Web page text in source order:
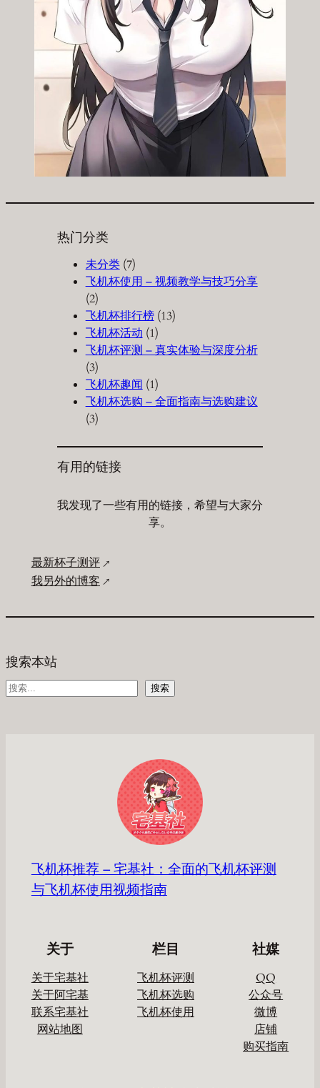
热门分类
未分类(7)
飞机杯使用 – 视频教学与技巧分享
(2)
飞机杯排行榜(13)
飞机杯活动 (1)
飞机杯评测 – 真实体验与深度分析
(3)
飞机杯趣闻 (1)
飞机杯选购 – 全面指南与选购建议
(3)
有用的链接
我发现了一些有用的链接，希望与大家分
享。
最新杯子测评
我另外的博客
搜索本站
搜
搜索
飞机杯推荐 – 宅基社：全面的飞机杯评测
与飞机杯使用视频指南
关于
关于宅基社
关于阿宅基
联系宅基社
网站地图
栏目
飞机杯评测
飞机杯选购
飞机杯使用
社媒
QQ
公众号
微博
店铺
购买指南